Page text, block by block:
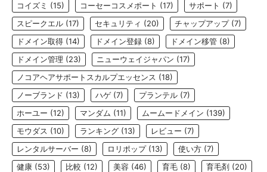
コイズミ (15) コーセーコスメポート (17) サポート (7)
スピークエル (17) セキュリティ (20) チャップアップ(7)
ドメイン取得 (14) ドメイン登録 (8) ドメイン移管 (8)
ドメイン管理 (23) ニューウェイジャパン (17)
ノコアヘアサポートスカルプエッセンス (18)
ノーブランド (13) ハゲ (7) プランテル (7)
ホーユー (12) マンダム (11) ムームードメイン (139)
モウダス (10) ランキング (13) レビュー (7)
レンタルサーバー (8) ロリポップ(13) 使い方 (7)
健康 (53) 比較 (12) 美容 (46) 育毛 (8) 育毛剤 (20)